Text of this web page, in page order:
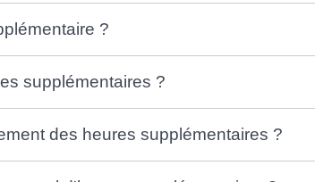
?
supplémentaires ?
des heures supplémentaires ?